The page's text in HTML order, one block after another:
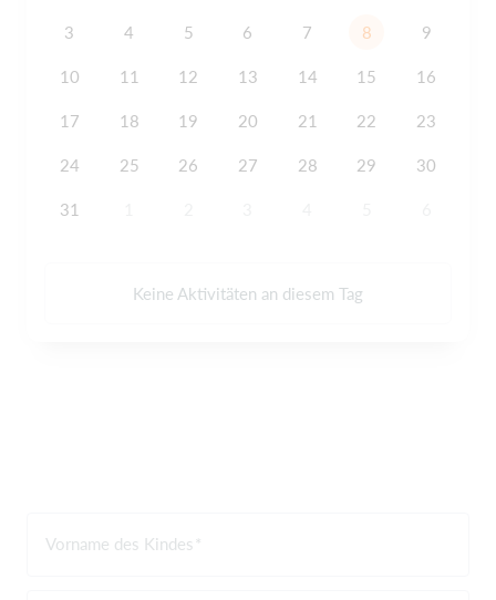
3 4 5 6 7 8 9
10 11 12 13 14 15 16
17 18 19 20 21 22 23
24 25 26 27 28 29 30
31
Keine Aktivitäten an diesem Tag
Vorname des Kindes